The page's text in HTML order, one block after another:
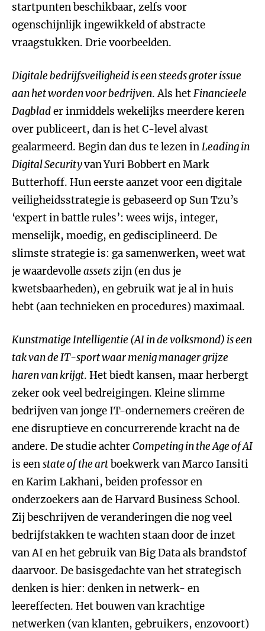
startpunten beschikbaar, zelfs voor
ogenschijnlijk ingewikkeld of abstracte
vraagstukken. Drie voorbeelden.
Digitale bedrijfsveiligheid is een steeds groter issue
aan het worden voor bedrijven. Als hetFinancieele
Dagblader inmiddels wekelijks meerdere keren
over publiceert, dan is het C-level alvast
gealarmeerd. Begin dan dus te lezen inLeading in
Digital SecurityvanYuri Bobbert en Mark
Butterhoff. Hun eerste aanzet voor een digitale
veiligheidsstrategie is gebaseerd op Sun Tzu’s
‘expert in battle rules’: wees wijs, integer,
menselijk, moedig, en gedisciplineerd. De
slimste strategie is: ga samenwerken, weet wat
je waardevolleassetszijn (en dus je
kwetsbaarheden), en gebruik wat je al in huis
hebt (aan technieken en procedures) maximaal.
Kunstmatige Intelligentie (AI in de volksmond) is een
tak van de IT-sport waar menig manager grijze
haren van krijgt. Het biedt kansen, maar herbergt
zeker ook veel bedreigingen. Kleine slimme
bedrijven van jonge IT-ondernemers creëren de
ene disruptieve en concurrerende kracht na de
andere. De studie achterCompeting in the Age of AI
is eenstate of the artboekwerk van Marco Iansiti
en Karim Lakhani, beiden professor en
onderzoekers aan de Harvard Business School.
Zij beschrijven de veranderingen die nog veel
bedrijfstakken te wachten staan door de inzet
van AI en het gebruik van Big Data als brandstof
daarvoor. De basisgedachte van het strategisch
denken is hier: denken in netwerk- en
leereffecten. Het bouwen van krachtige
netwerken (van klanten, gebruikers, enzovoort)